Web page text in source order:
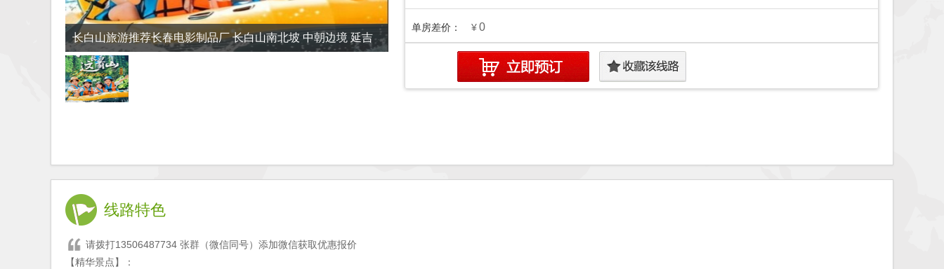
长白山旅游推荐长春电影制品厂 长白山南北坡 中朝边境 延吉
汉拿山6日游
单房差价： ¥0
线路特色
请拨打13506487734 张群（微信同号）添加微信获取优惠报价
【精华景点】：